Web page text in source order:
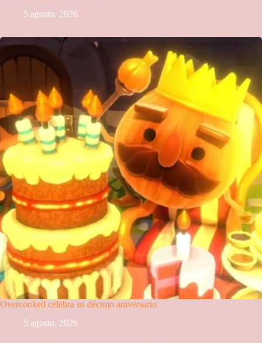
5 agosto, 2026
Overcooked celebra su décimo aniversario
5 agosto, 2026